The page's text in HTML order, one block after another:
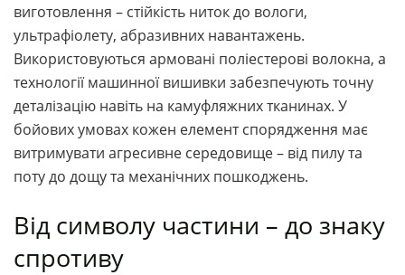
виготовлення – стійкість ниток до вологи,
ультрафіолету, абразивних навантажень.
Використовуються армовані поліестерові волокна, а
технології машинної вишивки забезпечують точну
деталізацію навіть на камуфляжних тканинах. У
бойових умовах кожен елемент спорядження має
витримувати агресивне середовище – від пилу та
поту до дощу та механічних пошкоджень.
Від символу частини – до знаку
спротиву